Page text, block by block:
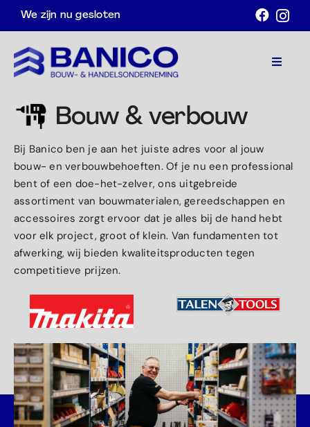
We zijn nu gesloten
Toggle
Home
Over ons
Contact
Afspraak maken
Bouw & verbouw
Bij Banico ben je aan het juiste adres voor al jouw
bouw- en verbouwbehoeften. Of je nu een professional
bent of een doe-het-zelver, ons uitgebreide
assortiment van bouwmaterialen, gereedschappen en
accessoires zorgt ervoor dat je alles bij de hand hebt
voor elk project, groot of klein. Van fundamenten tot
afwerking, wij bieden kwaliteitsproducten tegen
competitieve prijzen.